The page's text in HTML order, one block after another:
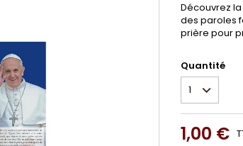
Découvrez
des paroles
prière pour
Quantité
1,00 €